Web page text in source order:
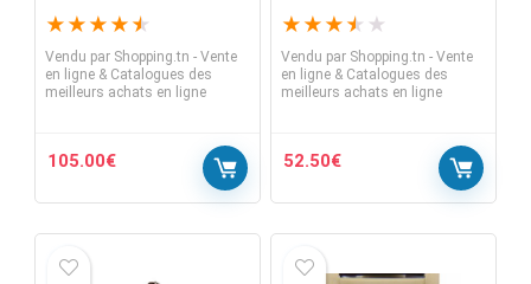
Argent F20455-4
★ ★ ★ ★ ★
Vendu parShopping.tn - Vente
en ligne & Catalogues des
meilleurs achats en ligne
105.00€
GN246 $ 70
★ ★ ★ ★ ★
Vendu parShopping.tn - Vente
en ligne & Catalogues des
meilleurs achats en ligne
52.50€